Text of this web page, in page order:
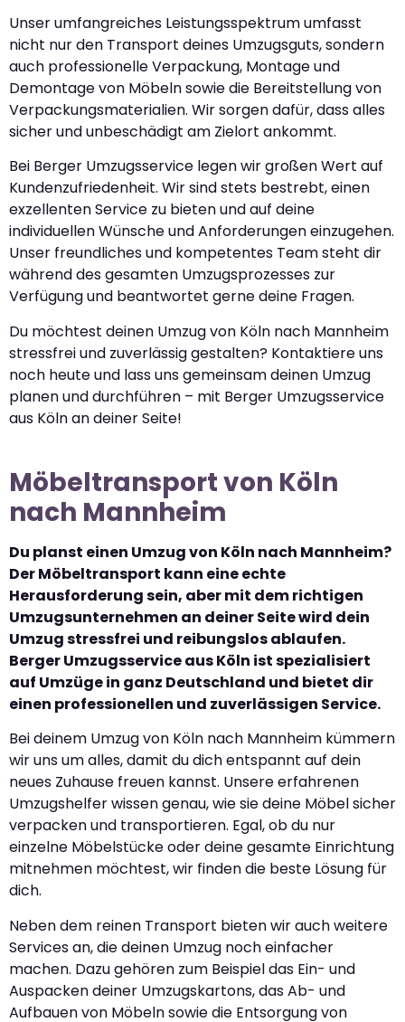
Unser umfangreiches Leistungsspektrum umfasst
nicht nur den Transport deines Umzugsguts, sondern
auch professionelle Verpackung, Montage und
Demontage von Möbeln sowie die Bereitstellung von
Verpackungsmaterialien. Wir sorgen dafür, dass alles
sicher und unbeschädigt am Zielort ankommt.
Bei Berger Umzugsservice legen wir großen Wert auf
Kundenzufriedenheit. Wir sind stets bestrebt, einen
exzellenten Service zu bieten und auf deine
individuellen Wünsche und Anforderungen einzugehen.
Unser freundliches und kompetentes Team steht dir
während des gesamten Umzugsprozesses zur
Verfügung und beantwortet gerne deine Fragen.
Du möchtest deinen Umzug von Köln nach Mannheim
stressfrei und zuverlässig gestalten? Kontaktiere uns
noch heute und lass uns gemeinsam deinen Umzug
planen und durchführen – mit Berger Umzugsservice
aus Köln an deiner Seite!
Möbeltransport von Köln
nach Mannheim
Du planst einen Umzug von Köln nach Mannheim?
Der Möbeltransport kann eine echte
Herausforderung sein, aber mit dem richtigen
Umzugsunternehmen an deiner Seite wird dein
Umzug stressfrei und reibungslos ablaufen.
Berger Umzugsservice aus Köln ist spezialisiert
auf Umzüge in ganz Deutschland und bietet dir
einen professionellen und zuverlässigen Service.
Bei deinem Umzug von Köln nach Mannheim kümmern
wir uns um alles, damit du dich entspannt auf dein
neues Zuhause freuen kannst. Unsere erfahrenen
Umzugshelfer wissen genau, wie sie deine Möbel sicher
verpacken und transportieren. Egal, ob du nur
einzelne Möbelstücke oder deine gesamte Einrichtung
mitnehmen möchtest, wir finden die beste Lösung für
dich.
Neben dem reinen Transport bieten wir auch weitere
Services an, die deinen Umzug noch einfacher
machen. Dazu gehören zum Beispiel das Ein- und
Auspacken deiner Umzugskartons, das Ab- und
Aufbauen von Möbeln sowie die Entsorgung von